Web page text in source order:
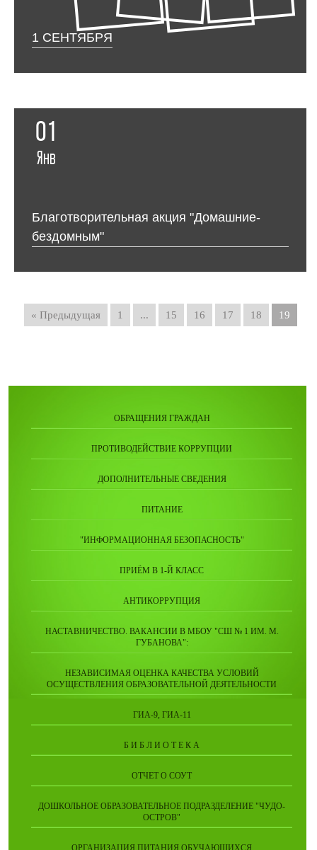
1 СЕНТЯБРЯ
01
Янв
Благотворительная акция "Домашние-
бездомным"
« Предыдущая 1 ... 15 16 17 18 19
ОБРАЩЕНИЯ ГРАЖДАН
ПРОТИВОДЕЙСТВИЕ КОРРУПЦИИ
ДОПОЛНИТЕЛЬНЫЕ СВЕДЕНИЯ
ПИТАНИЕ
"ИНФОРМАЦИОННАЯ БЕЗОПАСНОСТЬ"
ПРИЁМ В 1-Й КЛАСС
АНТИКОРРУПЦИЯ
НАСТАВНИЧЕСТВО. ВАКАНСИИ В МБОУ "СШ № 1 ИМ. М.
ГУБАНОВА":
НЕЗАВИСИМАЯ ОЦЕНКА КАЧЕСТВА УСЛОВИЙ
ОСУЩЕСТВЛЕНИЯ ОБРАЗОВАТЕЛЬНОЙ ДЕЯТЕЛЬНОСТИ
ГИА-9, ГИА-11
Б И Б Л И О Т Е К А
ОТЧЕТ О СОУТ
ДОШКОЛЬНОЕ ОБРАЗОВАТЕЛЬНОЕ ПОДРАЗДЕЛЕНИЕ "ЧУДО-
ОСТРОВ"